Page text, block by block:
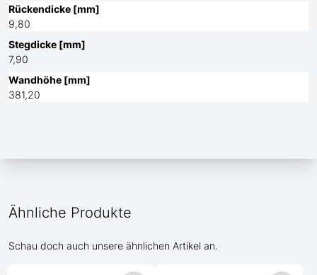
Rückendicke [mm]
9,80
Stegdicke [mm]
7,90
Wandhöhe [mm]
381,20
Ähnliche Produkte
Schau doch auch unsere ähnlichen Artikel an.